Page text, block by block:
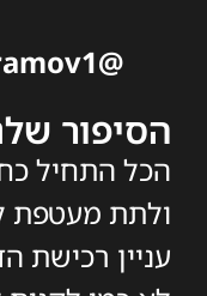
@yoniabramov1
הסיפור
הכל התחיל
ולתת מעטפת
עניין רכישת